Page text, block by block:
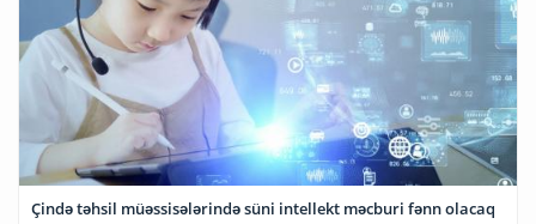
Çində təhsil müəssisələrində süni intellekt məcburi fənn olacaq